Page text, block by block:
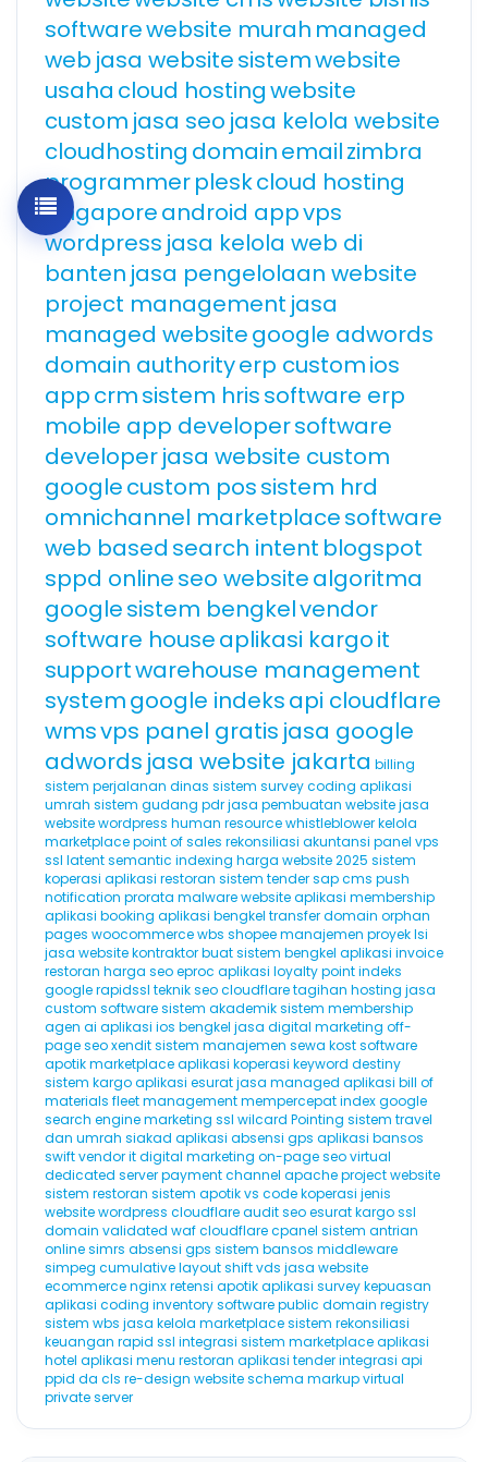
softwarewebsite murah managed
web jasa websitesistemwebsite
usaha cloud hostingwebsite
custom jasa seo jasa kelola website
cloudhosting domainemailzimbra
programmerpleskcloud hosting
singaporeandroid appvps
wordpress jasa kelola web di
banten jasa pengelolaan website
project management jasa
managed websitegoogle adwords
domain authorityerp customios
appcrmsistem hrissoftware erp
mobile app developersoftware
developerjasa website custom
googlecustom possistem hrd
omnichannel marketplacesoftware
web based search intent blogspot
sppd onlineseo websitealgoritma
googlesistem bengkelvendor
software houseaplikasi kargoit
supportwarehouse management
systemgoogle indeksapi cloudflare
wmsvps panel gratis jasa google
adwords jasa website jakarta billing
sistem perjalanan dinas sistem surveycoding aplikasi
umrah sistem gudang pdrjasa pembuatan websitejasa
website wordpress human resourcewhistleblowerkelola
marketplacepoint of sales rekonsiliasi akuntansi panel vps
ssl latent semantic indexing harga website 2025 sistem
koperasi aplikasi restoran sistem tendersapcms push
notification prorata malware websiteaplikasi membership
aplikasi booking aplikasi bengkel transfer domain orphan
pages woocommercewbs shopeemanajemen proyeklsi
jasa website kontraktorbuat sistem bengkel aplikasi invoice
restoran harga seoeproc aplikasi loyalty pointindeks
googlerapidssl teknik seocloudflaretagihan hosting jasa
custom softwaresistem akademiksistem membership
agen ai aplikasi ios bengkel jasa digital marketing off-
page seoxenditsistem manajemen sewa kostsoftware
apotikmarketplaceaplikasi koperasi keyword destiny
sistem kargoaplikasi esuratjasa managed aplikasi bill of
materials fleet managementmempercepat index google
search engine marketing ssl wilcard Pointing sistem travel
dan umrah siakad aplikasi absensi gps aplikasi bansos
swiftvendor itdigital marketing on-page seovirtual
dedicated serverpayment channel apacheproject website
sistem restoran sistem apotikvs codekoperasi jenis
websitewordpress cloudflareaudit seoesuratkargossl
domain validated waf cloudflarecpanel sistem antrian
onlinesimrs absensi gps sistem bansos middleware
simpeg cumulative layout shiftvds jasa website
ecommercenginxretensi apotikaplikasi survey kepuasan
aplikasi coding inventory softwarepublic domain registry
sistem wbs jasa kelola marketplacesistem rekonsiliasi
keuangan rapid ssl integrasi sistem marketplaceaplikasi
hotel aplikasi menu restoran aplikasi tenderintegrasi api
ppid da cls re-design websiteschema markupvirtual
private server